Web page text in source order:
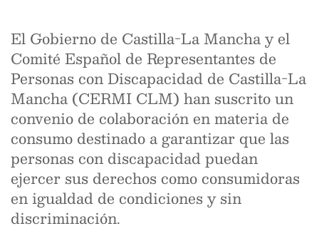
El Gobierno de Castilla-La Mancha y el
Comité Español de Representantes de
Personas con Discapacidad de Castilla-La
Mancha (CERMI CLM) han suscrito un
convenio de colaboración en materia de
consumo destinado a garantizar que las
personas con discapacidad puedan
ejercer sus derechos como consumidoras
en igualdad de condiciones y sin
discriminación.